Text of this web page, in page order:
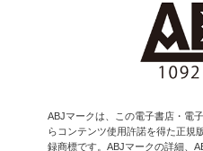
ABJマークは、この電子書店・電
らコンテンツ使用許諾を得た正規
録商標です。ABJマークの詳細、